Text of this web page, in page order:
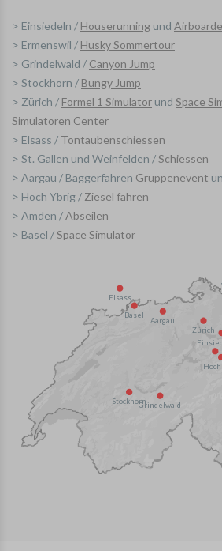
> Einsiedeln / Houserunning und
> Ermenswil / Husky Sommertour
> Grindelwald / Canyon Jump
> Stockhorn / Bungy Jump
> Zürich / Formel 1 Simulator und Space
Simulatoren Center
> Elsass / Tontaubenschiessen
> St. Gallen und Weinfelden /Schiessen
> Aargau / Baggerfahren Gruppenevent
> Hoch Ybrig / Ziesel fahren
> Amden /Abseilen
> Basel /Space Simulator
Aargau
Basel
Elsass
Grindelwald
Stockhorn
Zürich